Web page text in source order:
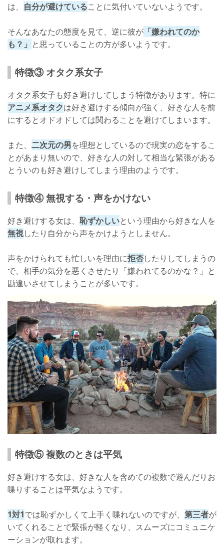
は、 自分が避けていることに気付いていないようです。
そんなあなたの態度を見て、逆に彼が 「嫌われてのか
も？」 と思っていることの方が多いようです。
特徴③ オタク系女子
オタク系女子も好き避けしてしまう特徴があります。特に
アニメ系オタクは好き避けする傾向が強く、好きな人を前
にするとオドオドしては関わることを避けてしまいます。
また、 二次元の男を理想としているので現実の恋をするこ
とがあまり無いので、好きな人の対して相当な緊張がある
とういのも好き避けしてしまう理由のようです。
特徴④ 無視する・声をかけない
好き避けする女は、 恥ずかしいという理由から好きな人を
無視したり自分から声をかけようとしません。
声をかけられても忙しいを理由に拒否したりしてしまうの
で、相手の気分を悪くさせたり「嫌われてるのかな？」と
勘違いさせてしまうことが多いです。
特徴⑤ 複数のときは平気
好き避けする女は、好きな人を含めての複数で遊んだりお
喋りすることは平気なようです。
1対1では恥ずかしくて上手く喋れないのですが、 第三者が
いてくれることで緊張が軽くなり、スムーズにコミュニケ
ーションが取れます。